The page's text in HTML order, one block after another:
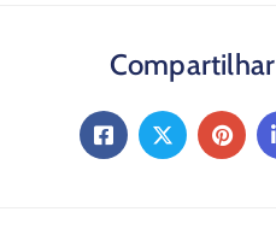
Compartilhar